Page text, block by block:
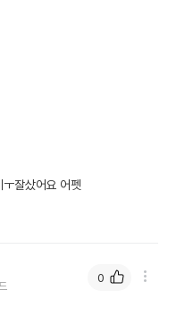
잘샀어요 어펫
0